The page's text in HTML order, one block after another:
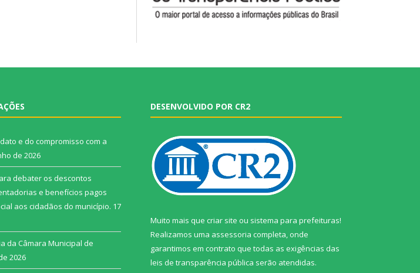
e do compromisso com a
de 2026
debater os descontos
e benefícios pagos
aos cidadãos do município. 17
da Câmara Municipal de
2026
DESENVOLVIDO POR CR2
Muito mais que criar site ou sistema para prefeituras!
Realizamos uma assessoria completa, onde
garantimos em contrato que todas as exigências das
leis de transparência pública serão atendidas.